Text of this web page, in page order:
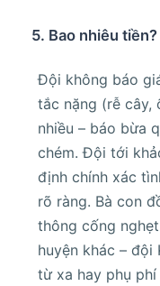
5. Bao nhiêu
Đội không báo
tắc nặng (rễ cây,
nhiều – báo bừa
chém. Đội tới
định chính xác
rõ ràng. Bà con
thông cống
huyện khác – đội
từ xa hay phụ